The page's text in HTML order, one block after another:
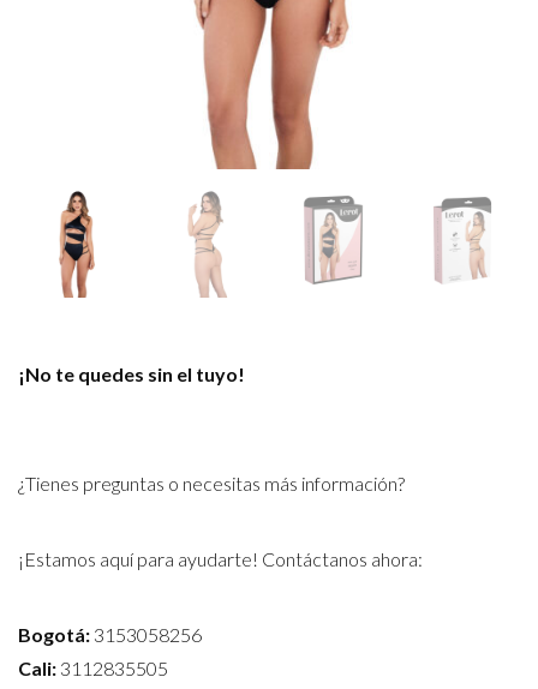
¡No te quedes sin el tuyo!
¿Tienes preguntas o necesitas más información?
¡Estamos aquí para ayudarte! Contáctanos ahora:
Bogotá: 3153058256
Cali: 3112835505